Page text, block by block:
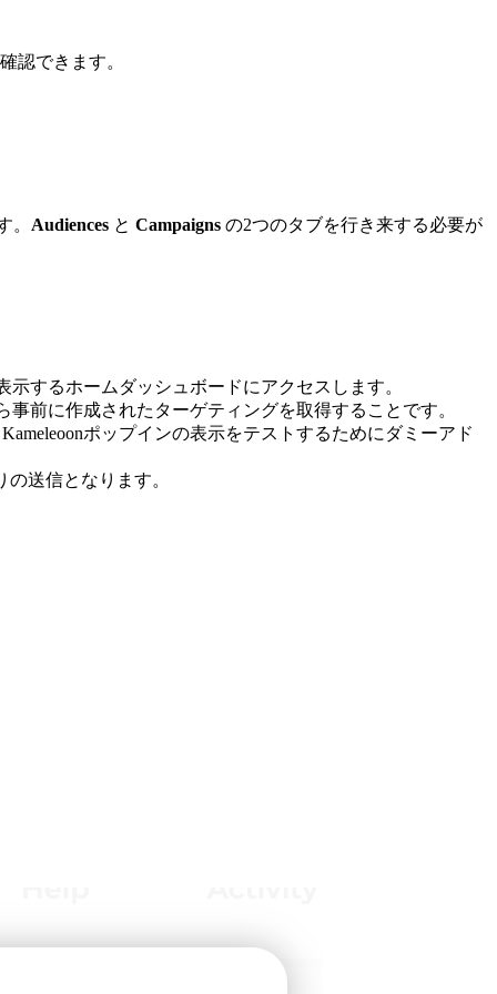
認できます。
。 Audiences と Campaigns の2つのタブを行き来する必要が
するホームダッシュボードにアクセスします。
前に作成されたターゲティングを取得することです。
ポップインの表示をテストするためにダミーアド
送信となります。